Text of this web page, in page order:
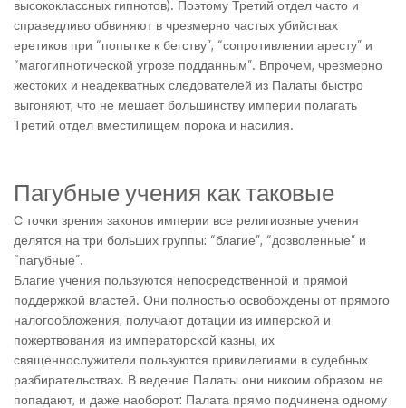
высококлассных гипнотов). Поэтому Третий отдел часто и
справедливо обвиняют в чрезмерно частых убийствах
еретиков при “попытке к бегству”, “сопротивлении аресту” и
“магогипнотической угрозе подданным”. Впрочем, чрезмерно
жестоких и неадекватных следователей из Палаты быстро
выгоняют, что не мешает большинству империи полагать
Третий отдел вместилищем порока и насилия.
Пагубные учения как таковые
С точки зрения законов империи все религиозные учения
делятся на три больших группы: “благие”, “дозволенные” и
“пагубные”.
Благие учения пользуются непосредственной и прямой
поддержкой властей. Они полностью освобождены от прямого
налогообложения, получают дотации из имперской и
пожертвования из императорской казны, их
священнослужители пользуются привилегиями в судебных
разбирательствах. В ведение Палаты они никоим образом не
попадают, и даже наоборот: Палата прямо подчинена одному